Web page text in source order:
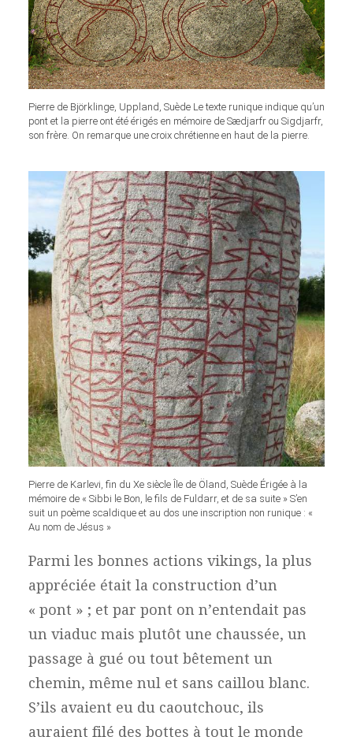
Pierre de Björklinge, Uppland, Suède Le texte runique indique qu’un
pont et la pierre ont été érigés en mémoire de Sædjarfr ou Sigdjarfr,
son frère. On remarque une croix chrétienne en haut de la pierre.
Pierre de Karlevi, fin du Xe siècle Île de Öland, Suède Érigée à la
mémoire de « Sibbi le Bon, le fils de Fuldarr, et de sa suite » S’en
suit un poème scaldique et au dos une inscription non runique : «
Au nom de Jésus »
Parmi les bonnes actions vikings, la plus
appréciée était la construction d’un
« pont » ; et par pont on n’entendait pas
un viaduc mais plutôt une chaussée, un
passage à gué ou tout bêtement un
chemin, même nul et sans caillou blanc.
S’ils avaient eu du caoutchouc, ils
auraient filé des bottes à tout le monde